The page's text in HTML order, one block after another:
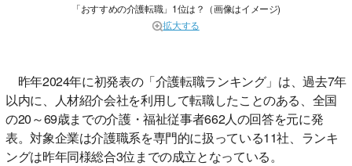
「おすすめの介護転職」1位は？（画像はイメージ)
拡大する
昨年2024年に初発表の「介護転職ランキング」は、過去7年
以内に、人材紹介会社を利用して転職したことのある、全国
の20～69歳までの介護・福祉従事者662人の回答を元に発
表。対象企業は介護職系を専門的に扱っている11社、ランキ
ングは昨年同様総合3位までの成立となっている。